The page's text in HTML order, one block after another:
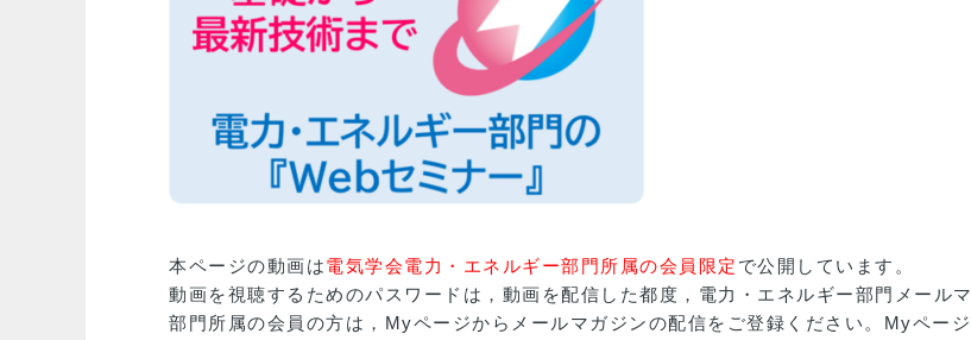
本ページの動画は電気学会電力・エネルギー部門所属の会員限定 で公開しています。
動画を視聴するためのパスワードは，動画を配信した都度，電力・エネルギー部門メール
部門所属の会員の方は，Myページからメールマガジンの配信をご登録ください。Myペー